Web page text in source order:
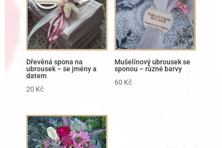
Dřevěná spona na
ubrousek – se jmény a
datem
20 Kč
Mušelínový ubrousek se
sponou – různé barvy
60 Kč